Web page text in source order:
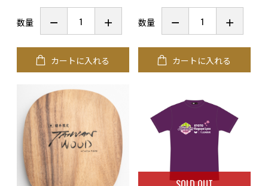
数量
カートに入れる
数量
カートに入れる